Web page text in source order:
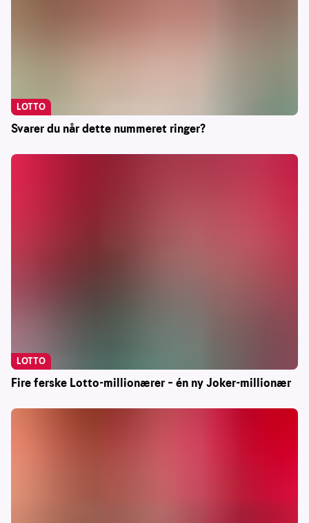
Svarer du når dette nummeret ringer?
LOTTO
Fire ferske Lotto-millionærer – én ny Joker-millionær
LOTTO